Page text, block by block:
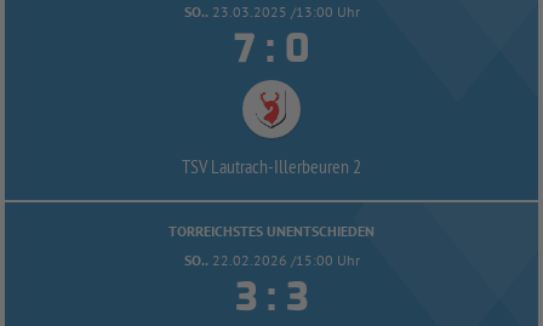
SO.. 23.03.2025 /13:00 Uhr
 : 
TSV Lautrach-Illerbeuren 2
TORREICHSTES UNENTSCHIEDEN
SO.. 22.02.2026 /15:00 Uhr
 : 